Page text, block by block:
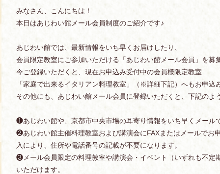
みなさん、こんにちは！
本日はあじわい館メール会員制度のご紹介です♪
あじわい館では、最新情報をいち早くお届けしたり、
会員限定教室にご参加いただける「あじわい館メール会員」を募
今ご登録いただくと、現在お申込み受付中の会員様限定教室
「家庭で出来るイタリアン料理教室」（※詳細下記）へもお申込
その他にも、あじわい館メール会員に登録いただくと、下記のよ
❶あじわい館や、京都市中央市場の耳寄り情報をいち早くメール
❷あじわい館主催料理教室および講演会にFAXまたはメールでお
入により、住所や電話番号の記載が不要になります。
❸メール会員限定の料理教室や講演会・イベント（いずれも不定
いただけます。